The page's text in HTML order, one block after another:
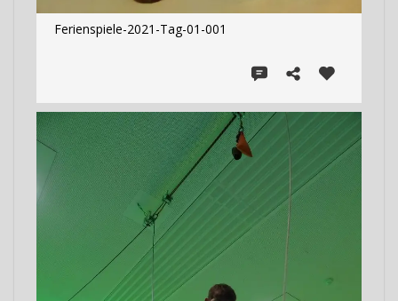
Ferienspiele-2021-Tag-01-001